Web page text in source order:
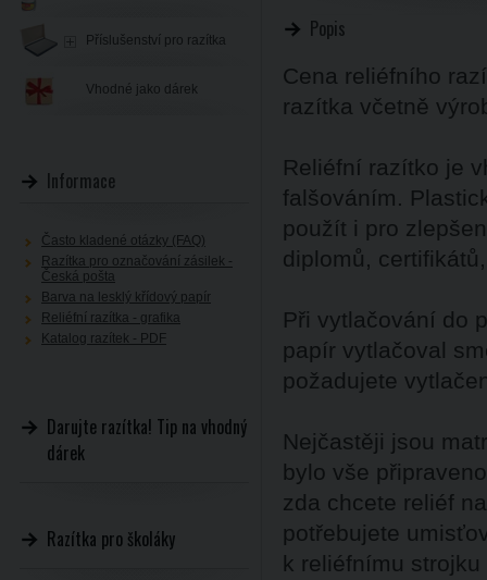
Popis
Cena reliéfního
razítka včetně
Reliéfní razítko je
falšováním.
použít i pro
diplomů,
Při vytlačování do
papír vytlačoval
požadujete
Nejčastěji jsou
bylo vše
zda chcete reliéf
potřebujete
k reliéfnímu
Příslušenství pro razítka
Vhodné jako dárek
Informace
Často kladené otázky (FAQ)
Razítka pro označování zásilek -
Česká pošta
Barva na lesklý křídový papír
Reliéfní razítka - grafika
Katalog razítek - PDF
Darujte razítka! Tip na vhodný
dárek
Razítka pro školáky